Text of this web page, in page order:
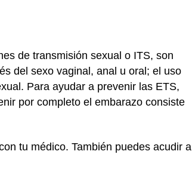
de transmisión sexual o ITS, son
del sexo vaginal, anal u oral; el uso
Para ayudar a prevenir las ETS,
por completo el embarazo consiste
tu médico. También puedes acudir a